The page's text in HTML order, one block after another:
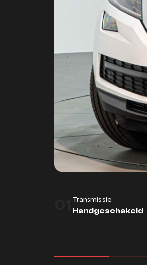
Transmissie
Handgeschakeld